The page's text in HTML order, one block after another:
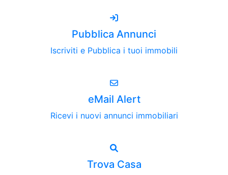
Pubblica Annunci
Iscriviti e Pubblica i tuoi immobili
eMail Alert
Ricevi i nuovi annunci immobiliari
Trova Casa